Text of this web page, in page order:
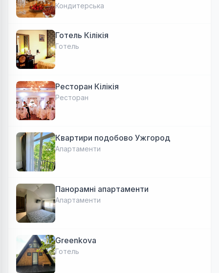
Кондитерська
Готель Кілікія
Готель
Ресторан Кілікія
Ресторан
Квартири подобово Ужгород
Апартаменти
Панорамні апартаменти
Апартаменти
Greenkova
Готель